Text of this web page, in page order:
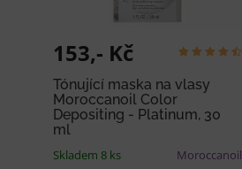
153,- Kč
Tónující maska na vlasy
Moroccanoil Color
Depositing - Platinum, 30
ml
Moroccanoil
Skladem 8 ks